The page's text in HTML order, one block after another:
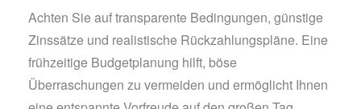
Achten Sie auf transparente Bedingungen, günstige
Zinssätze und realistische Rückzahlungspläne. Eine
frühzeitige Budgetplanung hilft, böse
Überraschungen zu vermeiden und ermöglicht Ihnen